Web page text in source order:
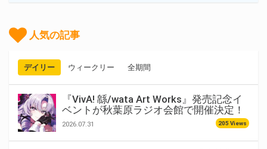
人気の記事
デイリー ウィークリー 全期間
『VivA! 緜/wata Art Works』発売記念イ
ベントが秋葉原ラジオ会館で開催決定！
2026.07.31 205 Views